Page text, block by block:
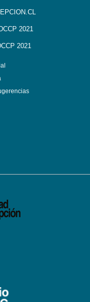
2021
2021